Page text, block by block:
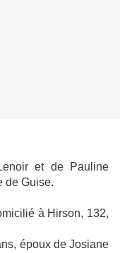
et de Pauline
de Guise.
à Hirson, 132,
époux de Josiane